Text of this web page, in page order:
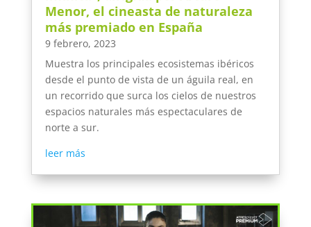
Menor, el cineasta de naturaleza
más premiado en España
9 febrero, 2023
Muestra los principales ecosistemas ibéricos
desde el punto de vista de un águila real, en
un recorrido que surca los cielos de nuestros
espacios naturales más espectaculares de
norte a sur.
leer más